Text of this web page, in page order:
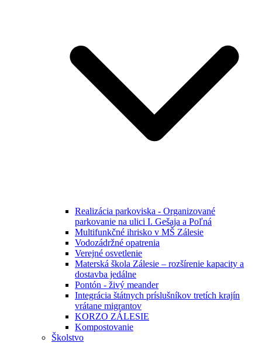
Realizácia parkoviska - Organizované
parkovanie na ulici I. Gešaja a Poľná
Multifunkčné ihrisko v MŠ Zálesie
Vodozádržné opatrenia
Verejné osvetlenie
Materská škola Zálesie – rozšírenie kapacity a
dostavba jedálne
Pontón - živý meander
Integrácia štátnych príslušníkov tretích krajín
vrátane migrantov
KORZO ZÁLESIE
Kompostovanie
Školstvo